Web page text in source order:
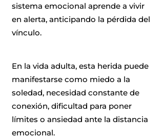
sistema emocional aprende a vivir
en alerta, anticipando la pérdida del
vínculo.
En la vida adulta, esta herida puede
manifestarse como miedo a la
soledad, necesidad constante de
conexión, dificultad para poner
límites o ansiedad ante la distancia
emocional.